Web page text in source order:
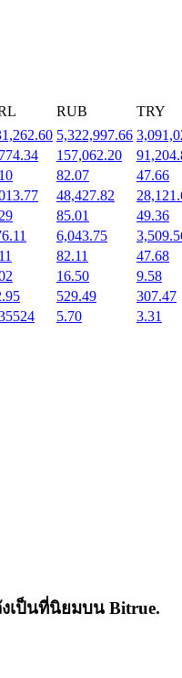
RUB
TRY
5,322,997.66
157,062.20
82.07
47.66
48,427.82
85.01
49.36
6,043.75
82.11
47.68
16.50
9.58
529.49
307.47
5.70
3.31
งเป็นที่นิยมบน Bitrue.